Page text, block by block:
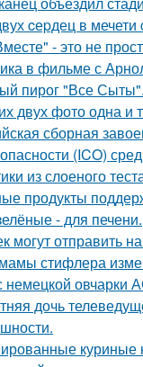
cеpдец в мечети
- это не
в фильме с
пирог "Все Сыты".
двух фото одна и
сборная
(ICO)
из слоеного
продукты
- для печени.
могут отправить
стифлера
немецкой
дочь
куриные